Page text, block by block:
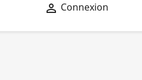
 Connexion